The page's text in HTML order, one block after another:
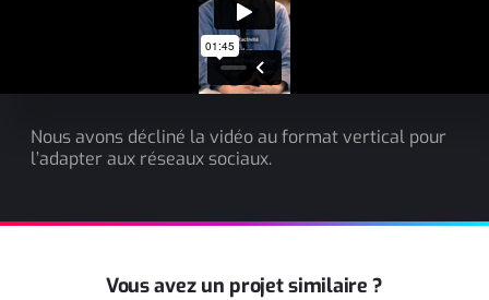
Nous avons décliné la vidéo au format vertical pour
l’adapter aux réseaux sociaux.
Vous avez un projet similaire ?